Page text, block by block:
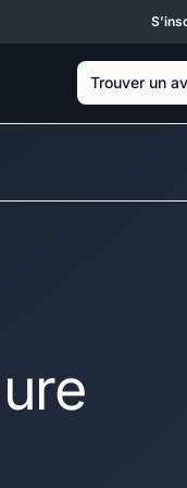
Trouver un